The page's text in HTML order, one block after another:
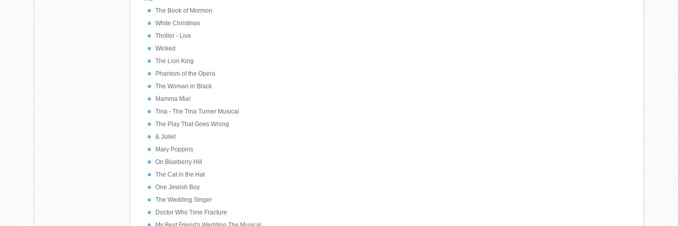
The Book of Mormon
White Christmas
Thriller - Live
Wicked
The Lion King
Phantom of the Opera
The Woman in Black
Mamma Mia!
Tina - The Tina Turner Musical
The Play That Goes Wrong
& Juliet
Mary Poppins
On Blueberry Hill
The Cat in the Hat
One Jewish Boy
The Wedding Singer
Doctor Who Time Fracture